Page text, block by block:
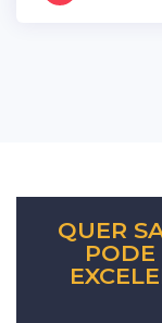
QUER
PODE